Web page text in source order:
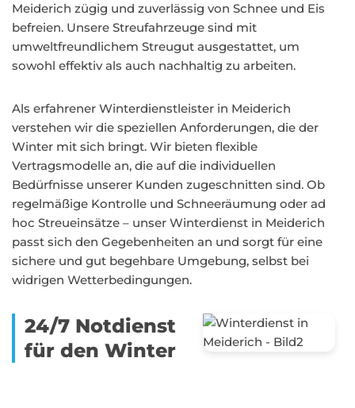
Meiderich zügig und zuverlässig von Schnee und Eis
befreien. Unsere Streufahrzeuge sind mit
umweltfreundlichem Streugut ausgestattet, um
sowohl effektiv als auch nachhaltig zu arbeiten.
Als erfahrener Winterdienstleister in Meiderich
verstehen wir die speziellen Anforderungen, die der
Winter mit sich bringt. Wir bieten flexible
Vertragsmodelle an, die auf die individuellen
Bedürfnisse unserer Kunden zugeschnitten sind. Ob
regelmäßige Kontrolle und Schneeräumung oder ad
hoc Streueinsätze – unser Winterdienst in Meiderich
passt sich den Gegebenheiten an und sorgt für eine
sichere und gut begehbare Umgebung, selbst bei
widrigen Wetterbedingungen.
24/7 Notdienst
für den Winter